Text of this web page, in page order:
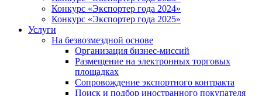
Конкурс «Экспортер года 2024»
Конкурс «Экспортер года 2025»
Услуги
На безвозмездной основе
Организация бизнес-миссий
Размещение на электронных торговых
площадках
Сопровождение экспортного контракта
Поиск и подбор иностранного покупателя